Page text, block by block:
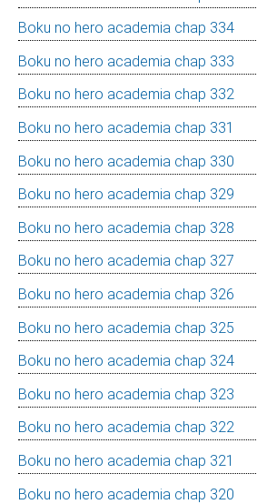
Boku no hero academia chap 334
Boku no hero academia chap 333
Boku no hero academia chap 332
Boku no hero academia chap 331
Boku no hero academia chap 330
Boku no hero academia chap 329
Boku no hero academia chap 328
Boku no hero academia chap 327
Boku no hero academia chap 326
Boku no hero academia chap 325
Boku no hero academia chap 324
Boku no hero academia chap 323
Boku no hero academia chap 322
Boku no hero academia chap 321
Boku no hero academia chap 320